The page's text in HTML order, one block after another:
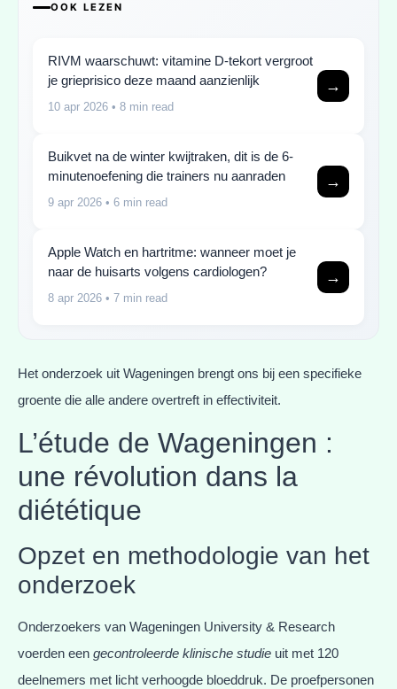
OOK LEZEN
RIVM waarschuwt: vitamine D-tekort vergroot
je grieprisico deze maand aanzienlijk
10 apr 2026 • 8 min read
→
Buikvet na de winter kwijtraken, dit is de 6-
minutenoefening die trainers nu aanraden
9 apr 2026 • 6 min read
→
Apple Watch en hartritme: wanneer moet je
naar de huisarts volgens cardiologen?
8 apr 2026 • 7 min read
→
Het onderzoek uit Wageningen brengt ons bij een specifieke
groente die alle andere overtreft in effectiviteit.
L’étude de Wageningen :
une révolution dans la
diététique
Opzet en methodologie van het
onderzoek
Onderzoekers van Wageningen University & Research
voerden een gecontroleerde klinische studie uit met 120
deelnemers met licht verhoogde bloeddruk. De proefpersonen